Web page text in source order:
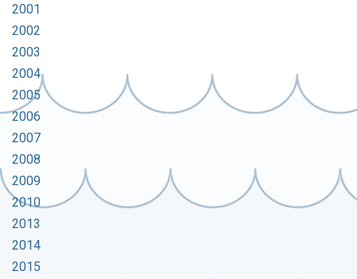
2001
2002
2003
2004
2005
2006
2007
2008
2009
2010
2013
2014
2015